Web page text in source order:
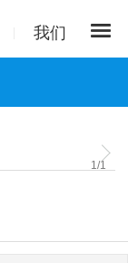
我们
1 /1